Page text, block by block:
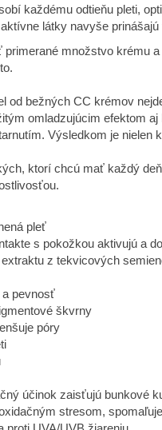
každému odtieňu pleti,
látky navyše
primerané množstvo krému
od bežných CC krémov
omladzujúcim efektom
Výsledkom je
ktorí chcú mať každý
pleť
s pokožkou aktivujú a
z tekvicových
a pevnosť
škvrny
póry
účinok zaisťujú bunkové
stresom,